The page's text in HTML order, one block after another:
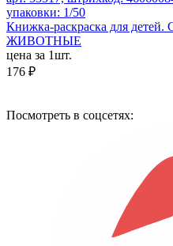
упаковки: 1/50
Книжка-раскраска для детей.
ЖИВОТНЫЕ
цена за 1шт.
176 ₽
Посмотреть в соцсетях: